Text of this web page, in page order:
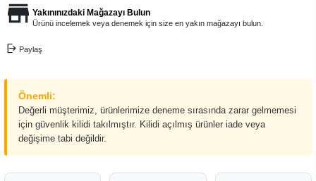
Yakınınızdaki Mağazayı Bulun
Ürünü incelemek veya denemek için size en yakın mağazayı bulun.
Paylaş
Önemli:
Değerli müşterimiz, ürünlerimize deneme sırasında zarar gelmemesi
için güvenlik kilidi takılmıştır. Kilidi açılmış ürünler iade veya
değişime tabi değildir.